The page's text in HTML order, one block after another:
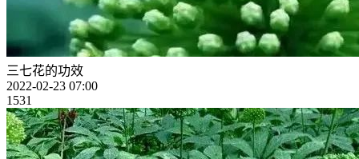
三七花的功效
2022-02-23 07:00
1531